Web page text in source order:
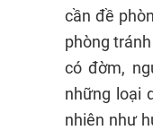
cần đề
phòng
có đờm,
những loại
nhiên như